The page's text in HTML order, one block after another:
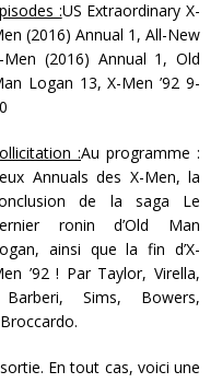
:US Extraordinary X-
(2016) Annual 1, All-New
Men (2016) Annual 1, Old
Logan 13, X-Men ’92 9-
:Au programme :
Annuals des X-Men, la
de la saga Le
ronin d’Old Man
ainsi que la fin d’X-
’92 ! Par Taylor, Virella,
Sims, Bowers,
En tout cas, voici une